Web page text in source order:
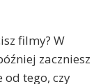
filmy? W
zaczniesz
od tego, czy